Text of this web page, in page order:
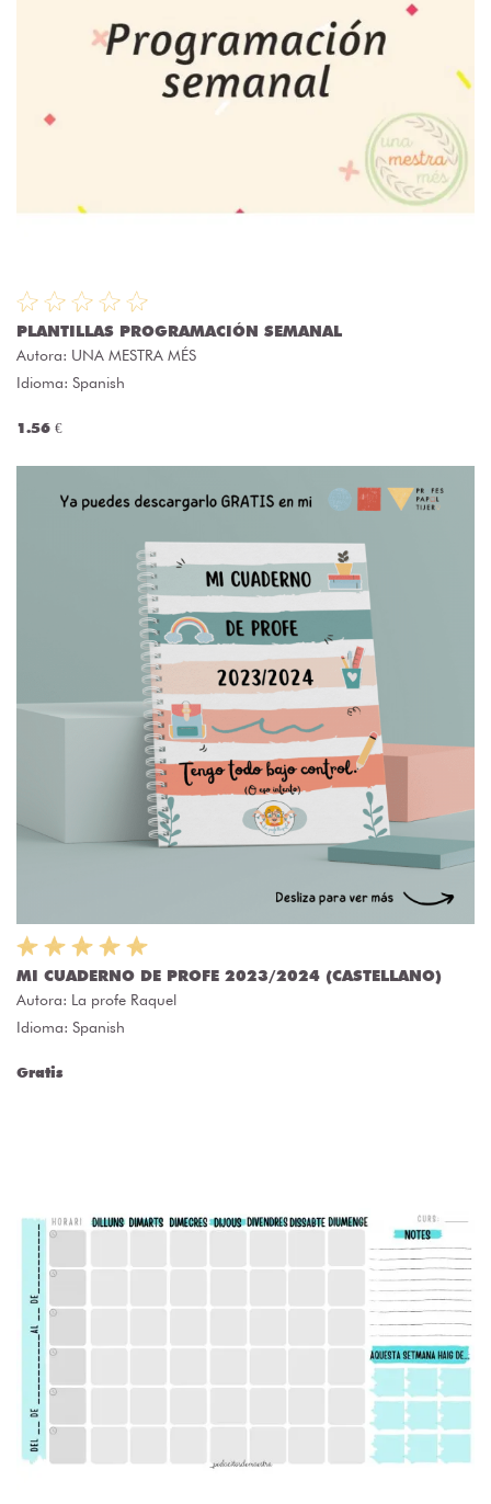
PLANTILLAS PROGRAMACIÓN SEMANAL
Autora: UNA MESTRA MÉS
Idioma: Spanish
1.56 €
MI CUADERNO DE PROFE 2023/2024 (CASTELLANO)
Autora: La profe Raquel
Idioma: Spanish
Gratis